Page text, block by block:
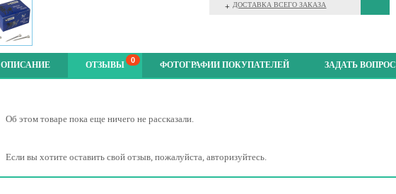
+ ДОСТАВКА ВСЕГО ЗАКАЗА
ОПИСАНИЕ ОТЗЫВЫ 0 ФОТОГРАФИИ ПОКУПАТЕЛЕЙ ЗАДАТЬ ВОПРОС
Об этом товаре пока еще ничего не рассказали.
Если вы хотите оставить свой отзыв, пожалуйста, авторизуйтесь.